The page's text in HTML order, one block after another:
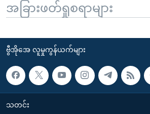
အခြားဖတ်ရှုစရာများ
ဗွီအိုအေ လူမှုကွန်ယက်များ
သတင်း